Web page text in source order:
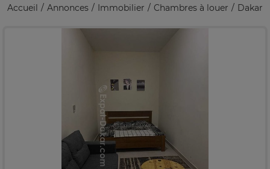
Accueil
Annonces Immobilier Chambres à louer Dakar